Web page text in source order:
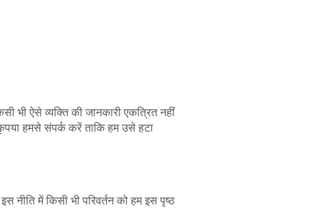
भी ऐसे व्यक्ति की जानकारी एकत्रित नहीं
हमसे संपर्क करें ताकि हम उसे हटा
में किसी भी परिवर्तन को हम इस पृष्ठ